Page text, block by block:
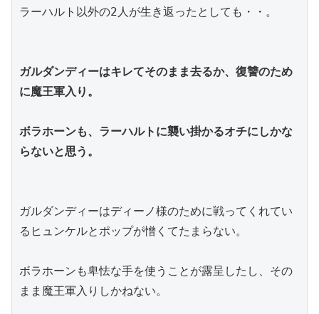
ラーハルト以外の2人が生き返ったとしても・・。
ガルダンディーはキレてそのまま去るか、復讐のため
に魔王軍入り。
ボラホーンも、ラーハルトに襲い掛かるオチにしかな
らないと思う。
ガルダンディーはディーノ様のために戦ってくれてい
るヒュンケルとポップが憎くてたまらない。
ボラホーンも卑怯な手を使うことが露呈したし、その
まま魔王軍入りしかねない。